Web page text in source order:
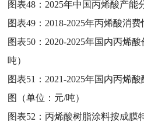
图表48： 2025年中国丙烯酸产能
图表49： 2018-2025年丙烯酸消
图表50： 2020-2025年国内丙烯
吨）
图表51： 2021-2025年国内丙烯
图（单位：元/吨）
图表52：丙烯酸树脂涂料按成膜